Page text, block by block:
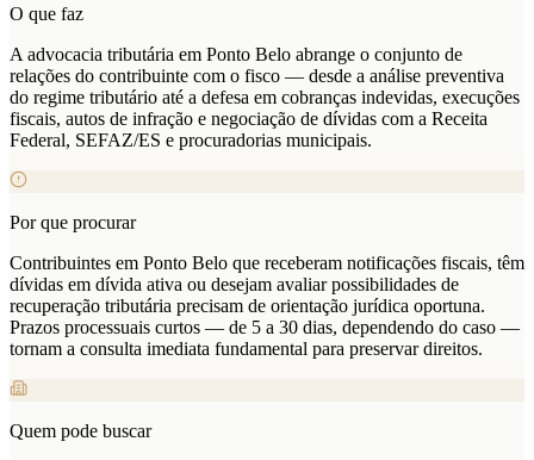
O que faz
A advocacia tributária em Ponto Belo abrange o conjunto de
relações do contribuinte com o fisco — desde a análise preventiva
do regime tributário até a defesa em cobranças indevidas, execuções
fiscais, autos de infração e negociação de dívidas com a Receita
Federal, SEFAZ/ES e procuradorias municipais.
Por que procurar
Contribuintes em Ponto Belo que receberam notificações fiscais, têm
dívidas em dívida ativa ou desejam avaliar possibilidades de
recuperação tributária precisam de orientação jurídica oportuna.
Prazos processuais curtos — de 5 a 30 dias, dependendo do caso —
tornam a consulta imediata fundamental para preservar direitos.
Quem pode buscar